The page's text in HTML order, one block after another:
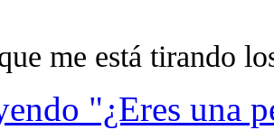
me está tirando
"¿Eres una